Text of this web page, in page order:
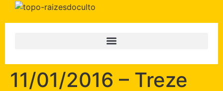
11/01/2016 – Treze